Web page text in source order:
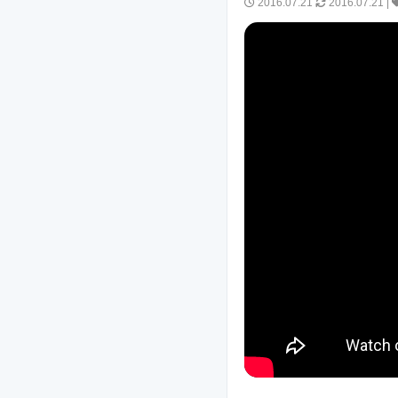
2016.07.21 2016.07.21 |